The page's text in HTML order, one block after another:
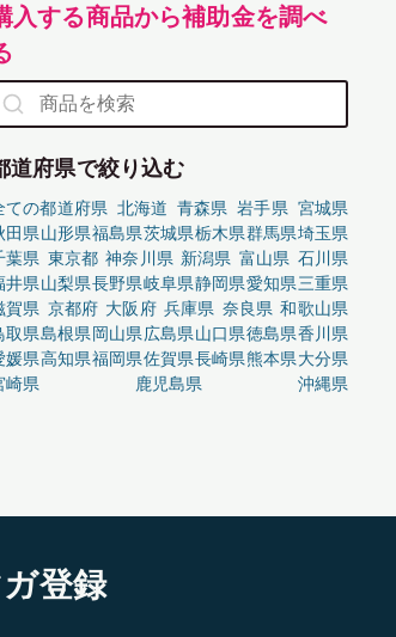
入する商品から補助金を調べ
道府県で絞り込む
ての都道府県 北海道 青森県 岩手県 宮城県
田県山形県福島県茨城県栃木県群馬県埼玉県
葉県 東京都 神奈川県 新潟県 富山県 石川県
井県山梨県長野県岐阜県静岡県愛知県三重県
賀県 京都府 大阪府 兵庫県 奈良県 和歌山県
取県島根県岡山県広島県山口県徳島県香川県
媛県高知県福岡県佐賀県長崎県熊本県大分県
崎県
鹿児島県 沖縄県
登録